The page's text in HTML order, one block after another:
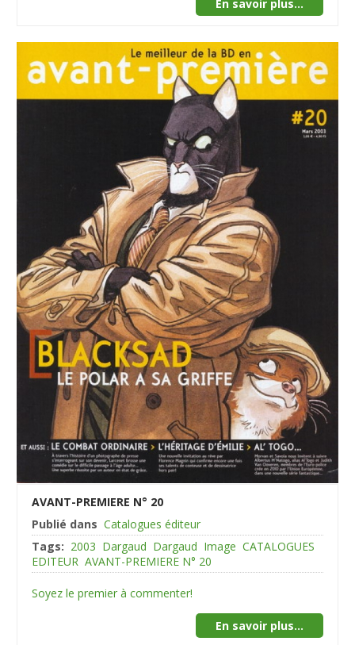
En savoir plus...
AVANT-PREMIERE N° 20
Publié dans Catalogues éditeur
Tags: 2003 Dargaud Dargaud Image CATALOGUES
EDITEUR AVANT-PREMIERE N° 20
Soyez le premier à commenter!
En savoir plus...